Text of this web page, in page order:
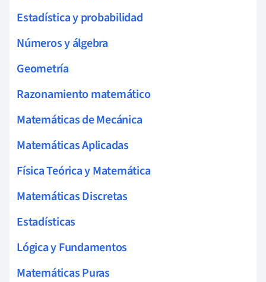
Estadística y probabilidad
Números y álgebra
Geometría
Razonamiento matemático
Matemáticas de Mecánica
Matemáticas Aplicadas
Física Teórica y Matemática
Matemáticas Discretas
Estadísticas
Lógica y Fundamentos
Matemáticas Puras